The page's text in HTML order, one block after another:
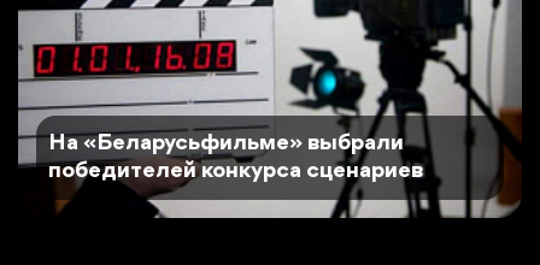
На «Беларусьфильме» выбрали
победителей конкурса сценариев